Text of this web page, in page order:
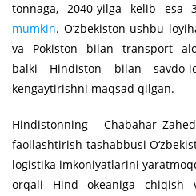
tonnaga, 2040-yilga kelib esa
mumkin. O‘zbekiston ushbu
va Pokiston bilan transport
balki Hindiston bilan savdo-
kengaytirishni maqsad qilgan.
Hindistonning
faollashtirish tashabbusi
logistika imkoniyatlarini
orqali Hind okeaniga chiqish